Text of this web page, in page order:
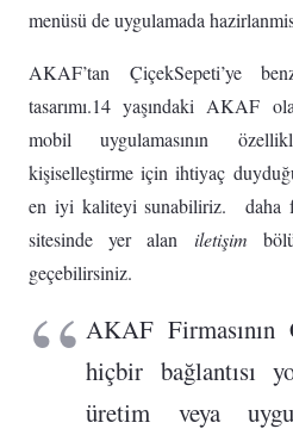
menüsü de uygulamada
AKAF’tan ÇiçekSepeti’ye
tasarımı.14 yaşındaki AKAF
mobil uygulamasının
kişiselleştirme için ihtiyaç
en iyi kaliteyi sunabiliriz.
sitesinde yer alan iletişim
geçebilirsiniz.
AKAF Firmasının
hiçbir bağlantısı
üretim veya